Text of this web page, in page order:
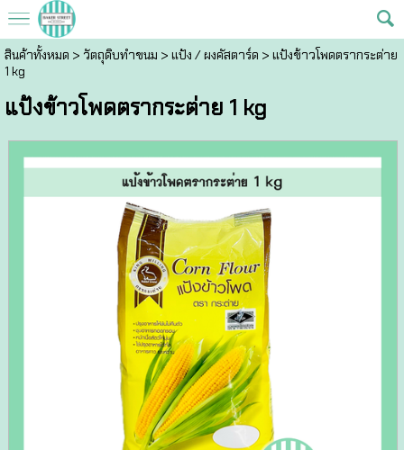
สินค้าทั้งหมด > วัตถุดิบทำขนม > แป้ง / ผงคัสตาร์ด > แป้งข้าวโพดตรากระต่าย
1 kg
แป้งข้าวโพดตรากระต่าย 1 kg